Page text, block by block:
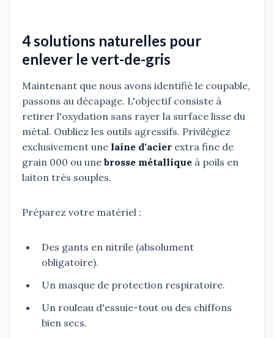
4 solutions naturelles pour
enlever le vert-de-gris
Maintenant que nous avons identifié le coupable,
passons au décapage. L'objectif consiste à
retirer l'oxydation sans rayer la surface lisse du
métal. Oubliez les outils agressifs. Privilégiez
exclusivement une laine d'acier extra fine de
grain 000 ou une brosse métallique à poils en
laiton très souples.
Préparez votre matériel :
Des gants en nitrile (absolument
obligatoire).
Un masque de protection respiratoire.
Un rouleau d'essuie-tout ou des chiffons
bien secs.